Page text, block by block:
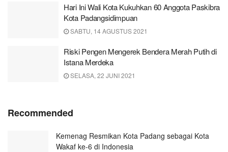
Hari Ini Wali Kota Kukuhkan 60 Anggota Paskibra
Kota Padangsidimpuan
SABTU, 14 AGUSTUS 2021
Riski Pengen Mengerek Bendera Merah Putih di
Istana Merdeka
SELASA, 22 JUNI 2021
Recommended
Kemenag Resmikan Kota Padang sebagai Kota
Wakaf ke-6 di Indonesia